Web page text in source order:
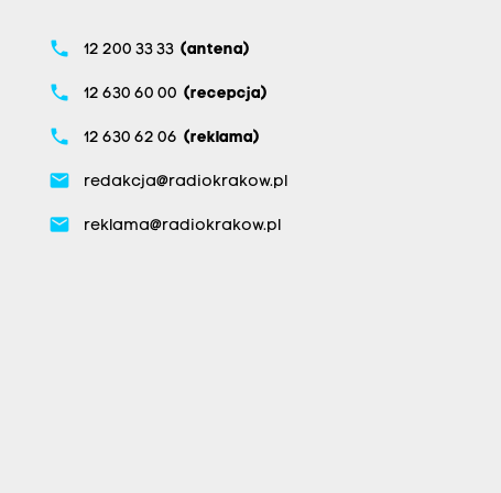
phone 12 200 33 33 (antena)
phone 12 630 60 00 (recepcja)
phone 12 630 62 06 (reklama)
email redakcja@radiokrakow.pl
email reklama@radiokrakow.pl